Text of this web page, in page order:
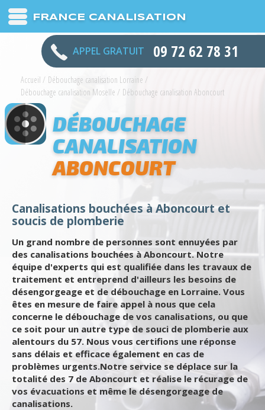
FRANCE CANALISATION
APPEL GRATUIT 09 72 62 78 31
Accueil / Débouchage canalisation Lorraine /
Débouchage canalisation Moselle / Débouchage canalisation Aboncourt
DÉBOUCHAGE
CANALISATION
ABONCOURT
Canalisations bouchées à Aboncourt et
soucis de plomberie
Un grand nombre de personnes sont ennuyées par
des canalisations bouchées à Aboncourt. Notre
équipe d'experts qui est qualifiée dans les travaux de
traitement et entreprend d'ailleurs les besoins de
désengorgeage et de débouchage en Lorraine. Vous
êtes en mesure de faire appel à nous que cela
concerne le débouchage de vos canalisations, ou que
ce soit pour un autre type de souci de plomberie aux
alentours du 57. Nous vous certifions une réponse
sans délais et efficace également en cas de
problèmes urgents.Notre service se déplace sur la
totalité des 7 de Aboncourt et réalise le récurage de
vos évacuations et même le désengorgeage de
canalisations.